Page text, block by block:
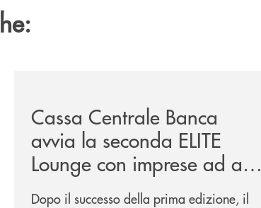
Cassa Centrale Banca
avvia la seconda ELITE
Lounge con imprese ad alto
potenziale
Dopo il successo della prima edizione, il